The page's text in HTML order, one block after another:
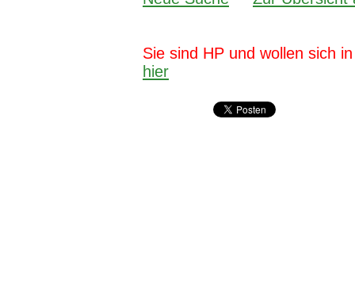
Sie sind HP und wollen sich
hier